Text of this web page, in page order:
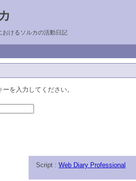
けるソルカの活動日記
を入力してください。
Script : Web Diary Professional